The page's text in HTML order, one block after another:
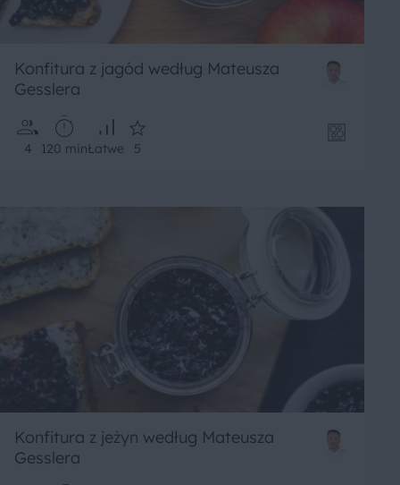
Konfitura z jagód według Mateusza
Gesslera
4 120 minŁatwe 5
Konfitura z jeżyn według Mateusza
Gesslera